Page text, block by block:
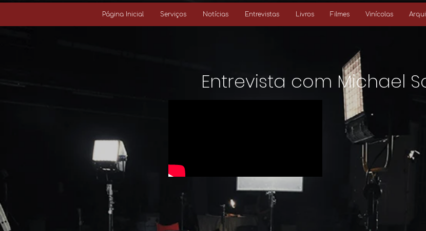
Página Inicial Serviços Notícias Entrevistas Livros Filmes Vinícolas
Entrevista com Michael